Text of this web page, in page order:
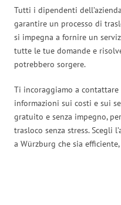
Tutti i dipendenti
garantire un processo di
si impegna a fornire un
tutte le tue domande e
potrebbero sorgere.
Ti incoraggiamo a
informazioni sui costi e sui
gratuito e senza impegno,
trasloco senza stress. Scegli
a Würzburg che sia